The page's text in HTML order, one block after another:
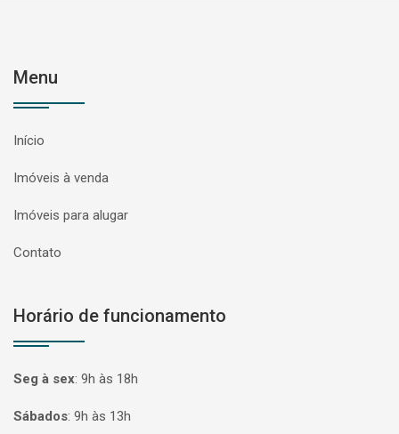
Menu
Início
Imóveis à venda
Imóveis para alugar
Contato
Horário de funcionamento
Seg à sex: 9h às 18h
Sábados: 9h às 13h